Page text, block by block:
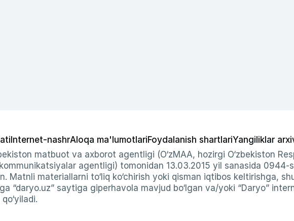
Internet-nashrAloqa ma'lumotlariFoydalanish shartlariYangiliklar
matbuot va axborot agentligi (O‘zMAA, hozirgi O‘zbekiston
agentligi) tomonidan 13.03.2015 yil sanasida
Matnli materiallarni to‘liq ko‘chirish yoki qisman iqtibos keltirishga,
“daryo.uz” saytiga giperhavola mavjud bo‘lgan va/yoki “Daryo”